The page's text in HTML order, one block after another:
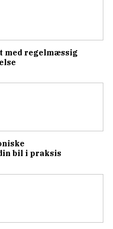
med regelmæssig
bil i praksis